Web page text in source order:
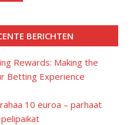
BERICHTEN
Rewards: Making the
Betting Experience
10 euroa – parhaat